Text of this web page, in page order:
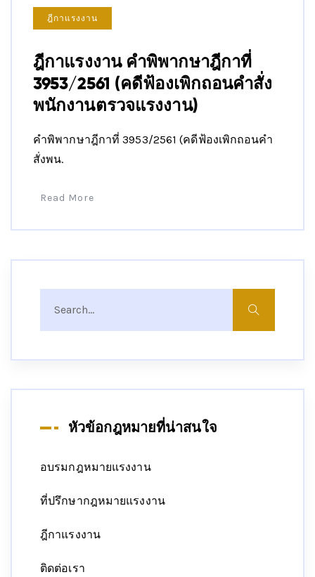
ฎีกาแรงงาน
ฎีกาแรงงาน คำพิพากษาฎีกาที่
3953/2561 (คดีฟ้องเพิกถอนคำสั่ง
พนักงานตรวจแรงงาน)
คำพิพากษาฎีกาที่ 3953/2561 (คดีฟ้องเพิกถอนคำ
สั่งพน.
Read More
หัวข้อกฎหมายที่น่าสนใจ
อบรมกฎหมายแรงงาน
ที่ปรึกษากฎหมายแรงงาน
ฎีกาแรงงาน
ติดต่อเรา